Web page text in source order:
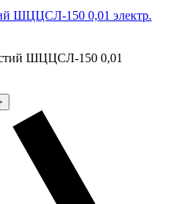
ШЦЦСЛ-150 0,01 электр.